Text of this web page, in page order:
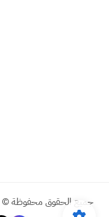
جميع الحقوق محفوظة ©